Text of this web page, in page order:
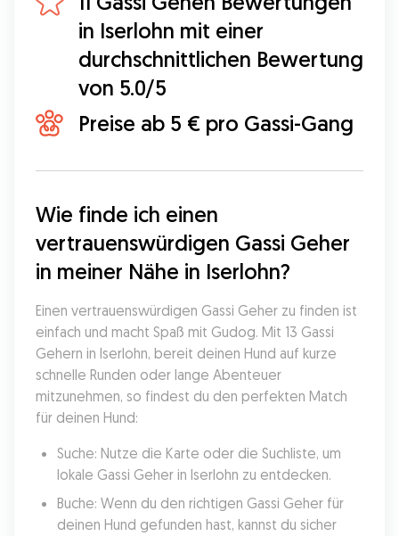
in Iserlohn mit einer
durchschnittlichen Bewertung
von 5.0/5
Preise ab 5 € pro Gassi-Gang
Wie finde ich einen
vertrauenswürdigen Gassi Geher
in meiner Nähe in Iserlohn?
Einen vertrauenswürdigen Gassi Geher zu finden ist
einfach und macht Spaß mit Gudog. Mit 13 Gassi
Gehern in Iserlohn, bereit deinen Hund auf kurze
schnelle Runden oder lange Abenteuer
mitzunehmen, so findest du den perfekten Match
für deinen Hund:
Suche: Nutze die Karte oder die Suchliste, um
lokale Gassi Geher in Iserlohn zu entdecken.
Buche: Wenn du den richtigen Gassi Geher für
deinen Hund gefunden hast, kannst du sicher